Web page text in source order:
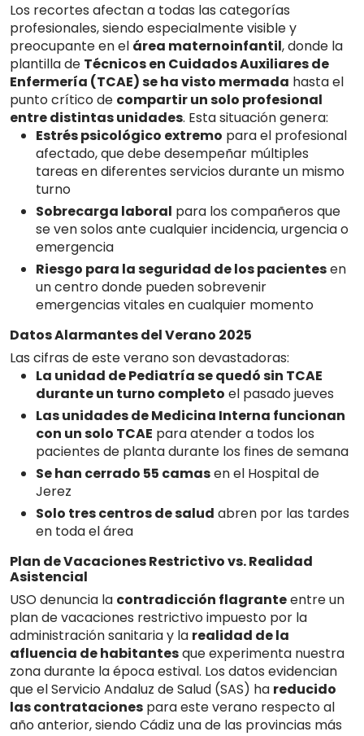
Los recortes afectan a todas las categorías
profesionales, siendo especialmente visible y
preocupante en el área maternoinfantil, donde la
plantilla de Técnicos en Cuidados Auxiliares de
Enfermería (TCAE) se ha visto mermada hasta el
punto crítico de compartir un solo profesional
entre distintas unidades. Esta situación genera:
Estrés psicológico extremo para el profesional
afectado, que debe desempeñar múltiples
tareas en diferentes servicios durante un mismo
turno
Sobrecarga laboral para los compañeros que
se ven solos ante cualquier incidencia, urgencia o
emergencia
Riesgo para la seguridad de los pacientesen
un centro donde pueden sobrevenir
emergencias vitales en cualquier momento
Datos Alarmantes del Verano 2025
Las cifras de este verano son devastadoras:
La unidad de Pediatría se quedó sin TCAE
durante un turno completo el pasado jueves
Las unidades de Medicina Interna funcionan
con un solo TCAE para atender a todos los
pacientes de planta durante los fines de semana
Se han cerrado 55 camasen el Hospital de
Jerez
Solo tres centros de salud abren por las tardes
en toda el área
Plan de Vacaciones Restrictivo vs. Realidad
Asistencial
USO denuncia la contradicción flagranteentre un
plan de vacaciones restrictivo impuesto por la
administración sanitaria y la realidad de la
afluencia de habitantesque experimenta nuestra
zona durante la época estival. Los datos evidencian
que el Servicio Andaluz de Salud (SAS) ha reducido
las contrataciones para este verano respecto al
año anterior, siendo Cádiz una de las provincias más